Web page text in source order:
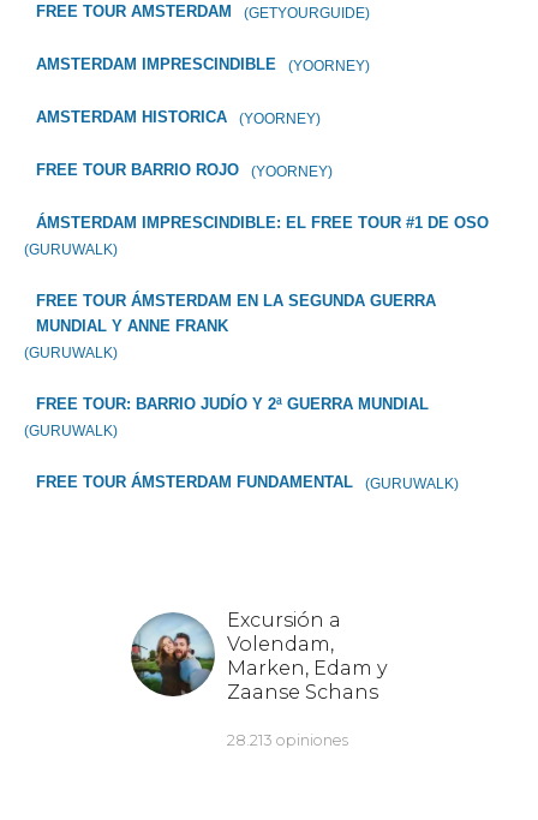
FREE TOUR AMSTERDAM (GETYOURGUIDE)
AMSTERDAM IMPRESCINDIBLE (YOORNEY)
AMSTERDAM HISTORICA (YOORNEY)
FREE TOUR BARRIO ROJO (YOORNEY)
ÁMSTERDAM IMPRESCINDIBLE: EL FREE TOUR #1 DE OSO
(GURUWALK)
FREE TOUR ÁMSTERDAM EN LA SEGUNDA GUERRA
MUNDIAL Y ANNE FRANK
(GURUWALK)
FREE TOUR: BARRIO JUDÍO Y 2ª GUERRA MUNDIAL
(GURUWALK)
FREE TOUR ÁMSTERDAM FUNDAMENTAL (GURUWALK)